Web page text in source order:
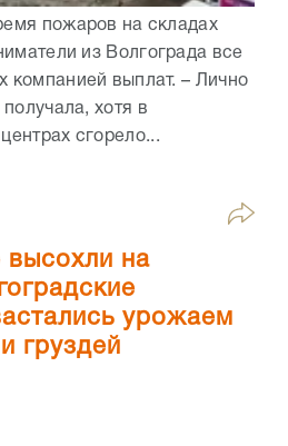
пожаров на складах
из Волгограда все
компанией выплат. – Лично
хотя в
сгорело...
высохли на
урожаем
груздей